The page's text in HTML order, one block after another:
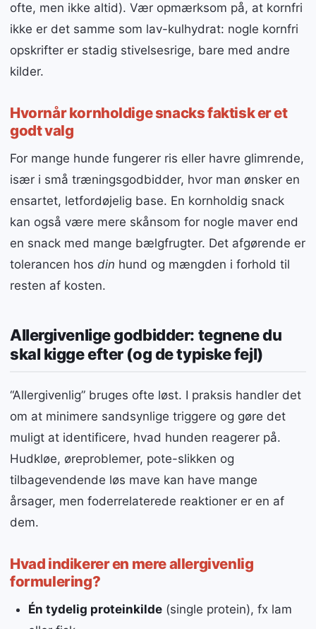
ofte, men ikke altid). Vær opmærksom på, at kornfri
ikke er det samme som lav-kulhydrat: nogle kornfri
opskrifter er stadig stivelsesrige, bare med andre
kilder.
Hvornår kornholdige snacks faktisk er et
godt valg
For mange hunde fungerer ris eller havre glimrende,
især i små træningsgodbidder, hvor man ønsker en
ensartet, letfordøjelig base. En kornholdig snack
kan også være mere skånsom for nogle maver end
en snack med mange bælgfrugter. Det afgørende er
tolerancen hos din hund og mængden i forhold til
resten af kosten.
Allergivenlige godbidder: tegnene du
skal kigge efter (og de typiske fejl)
“Allergivenlig” bruges ofte løst. I praksis handler det
om at minimere sandsynlige triggere og gøre det
muligt at identificere, hvad hunden reagerer på.
Hudkløe, øreproblemer, pote-slikken og
tilbagevendende løs mave kan have mange
årsager, men foderrelaterede reaktioner er en af
dem.
Hvad indikerer en mere allergivenlig
formulering?
Én tydelig proteinkilde(single protein), fx lam